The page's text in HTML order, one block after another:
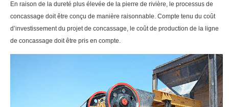
En raison de la dureté plus élevée de la pierre de rivière, le processus de
concassage doit être conçu de manière raisonnable. Compte tenu du coût
d’investissement du projet de concassage, le coût de production de la ligne
de concassage doit être pris en compte.